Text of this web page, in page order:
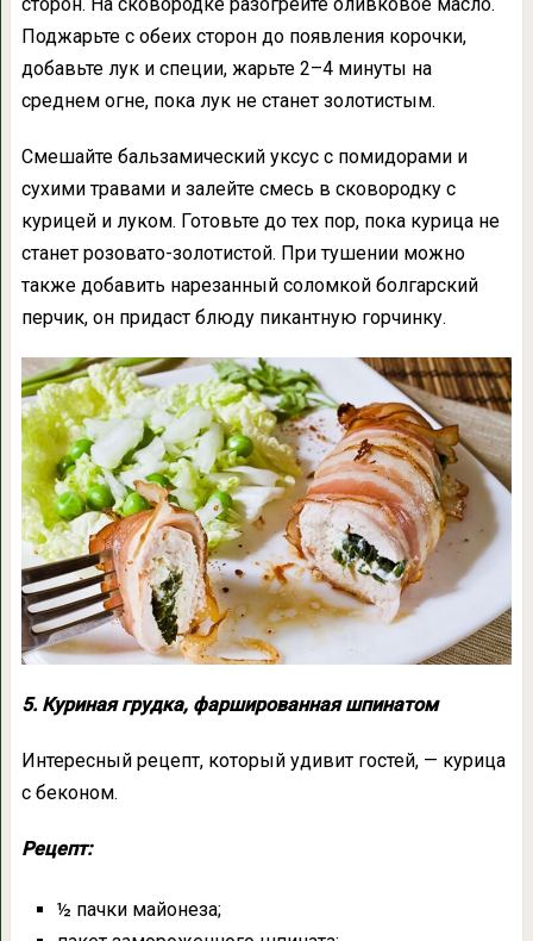
Поджарьте с обеих сторон до появления корочки,
добавьте лук и специи, жарьте 2–4 минуты на
среднем огне, пока лук не станет золотистым.
Смешайте бальзамический уксус с помидорами и
сухими травами и залейте смесь в сковородку с
курицей и луком. Готовьте до тех пор, пока курица не
станет розовато-золотистой. При тушении можно
также добавить нарезанный соломкой болгарский
перчик, он придаст блюду пикантную горчинку.
5. Куриная грудка, фаршированная шпинатом
Интересный рецепт, который удивит гостей, — курица
с беконом.
Рецепт:
½ пачки майонеза;